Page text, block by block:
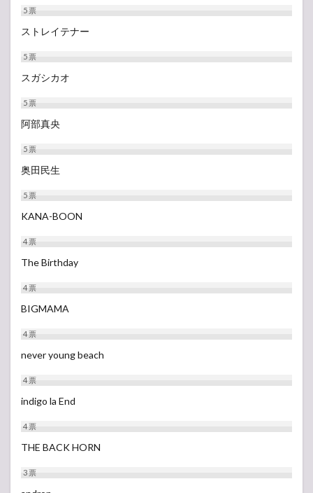
5票
ストレイテナー
5票
スガシカオ
5票
阿部真央
5票
奥田民生
5票
KANA-BOON
4票
The Birthday
4票
BIGMAMA
4票
never young beach
4票
indigo la End
4票
THE BACK HORN
3票